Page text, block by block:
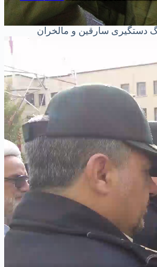
دستگیری سارقین و مالخران